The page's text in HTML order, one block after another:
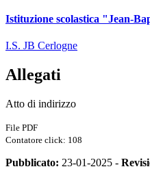
Istituzione scolastica "Jean-
I.S. JB Cerlogne
Allegati
Atto di indirizzo
File PDF
Contatore click: 108
Pubblicato: 23-01-2025 -